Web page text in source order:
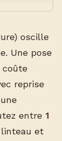
oscille
Une pose
reprise
entre 1
et